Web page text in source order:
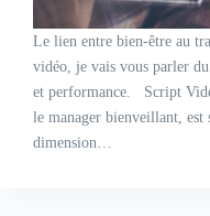
Le lien entre bien-être au
vidéo, je vais vous parler
et performance. Script
le manager bienveillant, est
dimension…